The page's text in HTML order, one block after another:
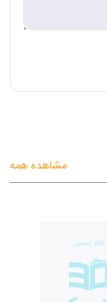
مشاهده همه